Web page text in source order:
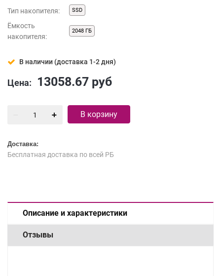
Тип накопителя: SSD
Ёмкость
накопителя:
2048 ГБ
В наличии (доставка 1-2 дня)
Цена: 13058.67 руб
В корзину
Доставка:
Бесплатная доставка по всей РБ
Описание и характеристики
Отзывы